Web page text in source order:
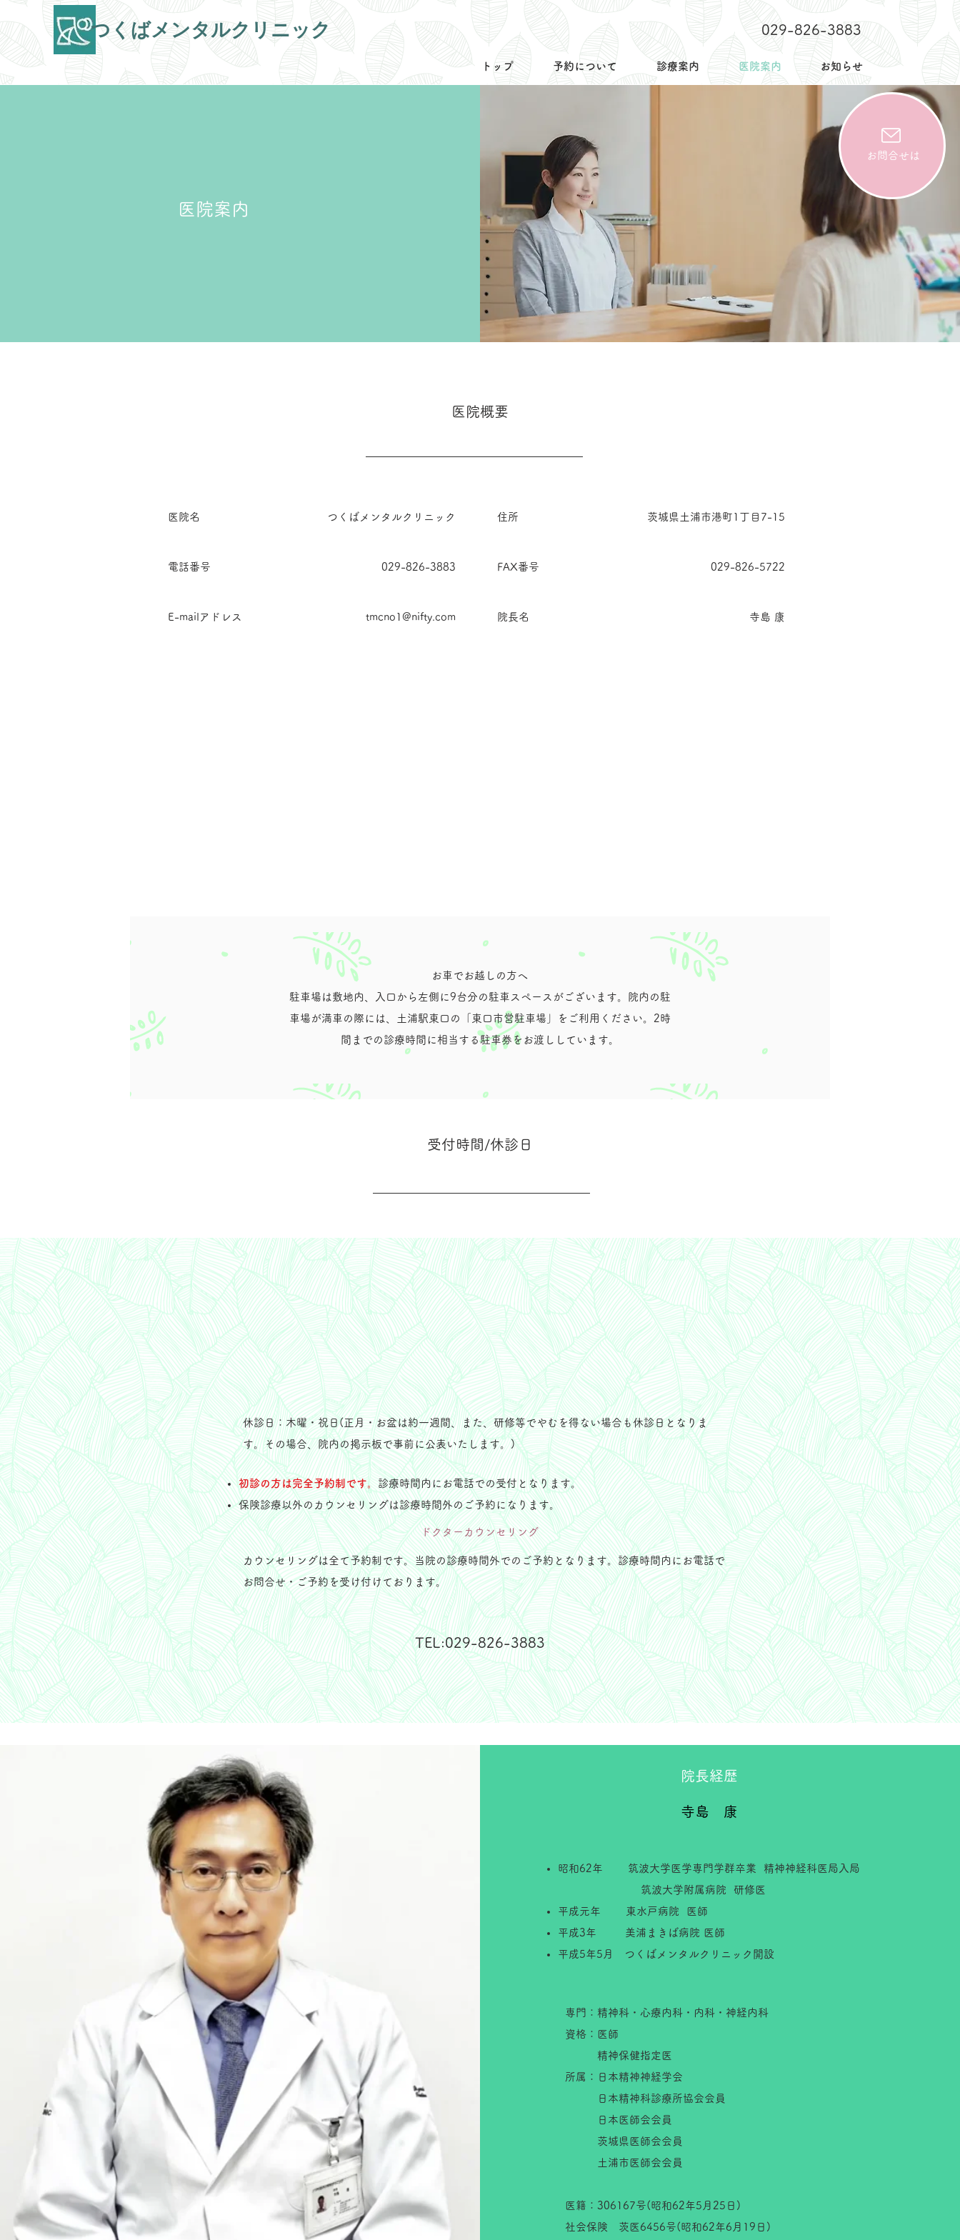
お問合せは
​つくばメンタルクリニック 029-826-3883
トップ 予約について 診療案内 医院案内 お知らせ
医院案内
医院概要
医院名 つくばメンタルクリニック
電話番号 029-826-3883
E-mailアドレス tmcno1@nifty.com
住所 茨城県土浦市港町1丁目7-15
FAX番号 029-826-5722
院長名 寺島 康
お車でお越しの方へ
​駐車場は敷地内、入口から左側に9台分の駐車スペースがございます。院内の駐
車場が満車の際には、土浦駅東口の「東口市営駐車場」をご利用ください。2時
間までの診療時間に相当する駐車券をお渡ししています。
受付時間/休診日
休診日：木曜・祝日(正月・お盆は約一週間、また、研修等でやむを得ない場合も休診日となりま
す。その場合、院内の掲示板で事前に公表いたします。)
初診の方は完全予約制です。診療時間内にお電話での受付となります。
保険診療以外のカウンセリングは診療時間外のご予約になります。
​ドクターカウンセリング
​​カウンセリングは全て予約制です。当院の診療時間外でのご予約となります。診療時間内にお電話で
お問合せ・ご予約を受け付けております。
TEL:029-826-3883
院長経歴
​寺島 康
昭和62年 筑波大学医学専門学群卒業 精神神経科医局入局
筑波大学附属病院 研修医
平成元年 東水戸病院 医師
平成3年 美浦まきば病院 医師
平成5年5月 つくばメンタルクリニック開設
専門：精神科・心療内科・内科・神経内科
資格：医師
精神保健指定医
所属：日本精神神経学会
日本精神科診療所協会会員
日本医師会会員
茨城県医師会会員
土浦市医師会会員
医籍：306167号(昭和62年5月25日)
社会保険 茨医6456号(昭和62年6月19日)